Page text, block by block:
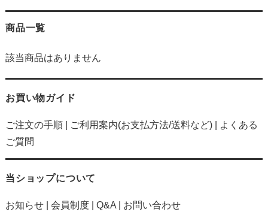
商品一覧
該当商品はありません
お買い物ガイド
ご注文の手順| ご利用案内(お支払方法/送料など)|
よくある
ご質問
当ショップについて
お知らせ| 会員制度| Q&A| お問い合わせ